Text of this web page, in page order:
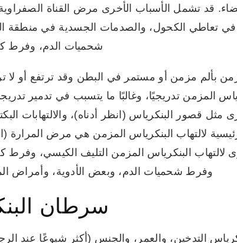
قد تشمل الأسباب الأخرى مرض القناة الصفراوية
في تعاطي الكحول، والصدمات الجسدية في منطقة
شحميات الدم، وفرط
بألم مزمن أو مستمر في البطن وقد ترتفع أو لا
المزمن تدريجيًا، وغالبًا ما يتسبب في تدمير
قصور البنكرياس (انظر أدناه)، والالتهابات
لالتهاب البنكرياس المزمن هي مرض المرارة
البنكرياس المزمن التليف الكيسي، وفرط
وفرط شحميات الدم، وبعض الأدوية، وأمراض
سرطان
التدخين، والعمر، والجنس (أكثر شيوعًا عند